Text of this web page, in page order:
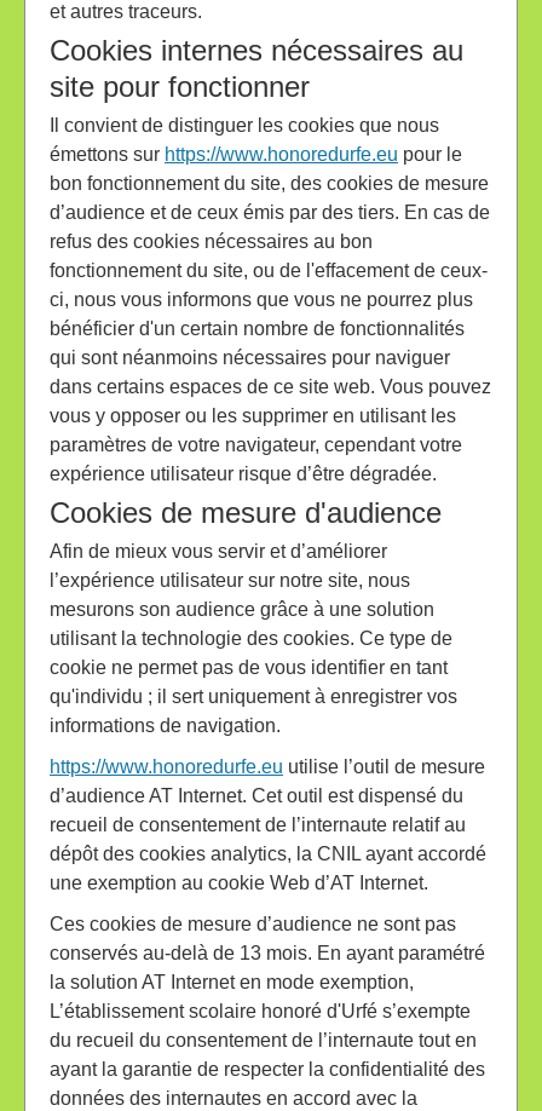
et autres traceurs.
Cookies internes nécessaires au
site pour fonctionner
Il convient de distinguer les cookies que nous
émettons sur https://www.honoredurfe.eu pour le
bon fonctionnement du site, des cookies de mesure
d’audience et de ceux émis par des tiers. En cas de
refus des cookies nécessaires au bon
fonctionnement du site, ou de l'effacement de ceux-
ci, nous vous informons que vous ne pourrez plus
bénéficier d'un certain nombre de fonctionnalités
qui sont néanmoins nécessaires pour naviguer
dans certains espaces de ce site web. Vous pouvez
vous y opposer ou les supprimer en utilisant les
paramètres de votre navigateur, cependant votre
expérience utilisateur risque d’être dégradée.
Cookies de mesure d'audience
Afin de mieux vous servir et d’améliorer
l’expérience utilisateur sur notre site, nous
mesurons son audience grâce à une solution
utilisant la technologie des cookies. Ce type de
cookie ne permet pas de vous identifier en tant
qu'individu ; il sert uniquement à enregistrer vos
informations de navigation.
https://www.honoredurfe.eu utilise l’outil de mesure
d’audience AT Internet. Cet outil est dispensé du
recueil de consentement de l’internaute relatif au
dépôt des cookies analytics, la CNIL ayant accordé
une exemption au cookie Web d’AT Internet.
Ces cookies de mesure d’audience ne sont pas
conservés au-delà de 13 mois. En ayant paramétré
la solution AT Internet en mode exemption,
L’établissement scolaire honoré d'Urfé s’exempte
du recueil du consentement de l’internaute tout en
ayant la garantie de respecter la confidentialité des
données des internautes en accord avec la